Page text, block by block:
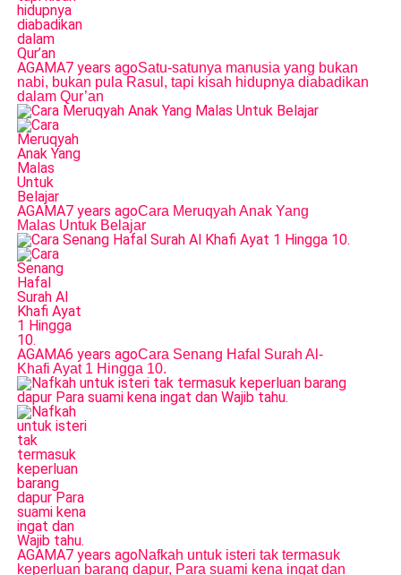
AGAMA7 years agoSatu-satunya manusia yang bukan
nabi, bukan pula Rasul, tapi kisah hidupnya diabadikan
dalam Qur’an
AGAMA7 years agoCara Meruqyah Anak Yang
Malas Untuk Belajar
AGAMA6 years agoCara Senang Hafal Surah Al-
Khafi Ayat 1 Hingga 10.
AGAMA7 years agoNafkah untuk isteri tak termasuk
keperluan barang dapur, Para suami kena ingat dan